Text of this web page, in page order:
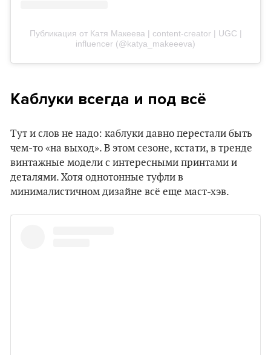
Публикация от Катя Макеева | content-creator | UGC |
influencer (@katya_makeeeva)
Каблуки всегда и под всё
Тут и слов не надо: каблуки давно перестали быть
чем-то «на выход». В этом сезоне, кстати, в тренде
винтажные модели с интересными принтами и
деталями. Хотя однотонные туфли в
минималистичном дизайне всё еще маст-хэв.